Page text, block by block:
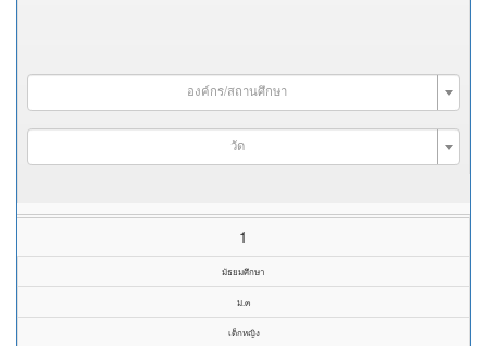
องค์กร/สถานศึกษา
วัด
1
มัธยมศึกษา
ม.๓
เด็กหญิง